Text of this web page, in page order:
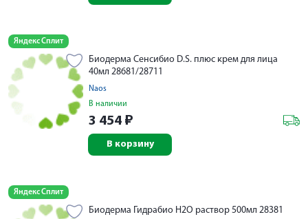
Яндекс Сплит
Биодерма Сенсибио D.S. плюс крем для лица
40мл 28681/28711
Naos
В наличии
3 454 ₽
В корзину
Яндекс Сплит
Биодерма Гидрабио Н2О раствор 500мл 28381